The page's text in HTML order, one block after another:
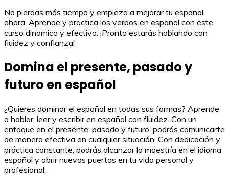
No pierdas más tiempo y empieza a mejorar tu español
ahora. Aprende y practica los verbos en español con este
curso dinámico y efectivo. ¡Pronto estarás hablando con
fluidez y confianza!
Domina el presente, pasado y
futuro en español
¿Quieres dominar el español en todas sus formas? Aprende
a hablar, leer y escribir en español con fluidez. Con un
enfoque en el presente, pasado y futuro, podrás comunicarte
de manera efectiva en cualquier situación. Con dedicación y
práctica constante, podrás alcanzar la maestría en el idioma
español y abrir nuevas puertas en tu vida personal y
profesional.